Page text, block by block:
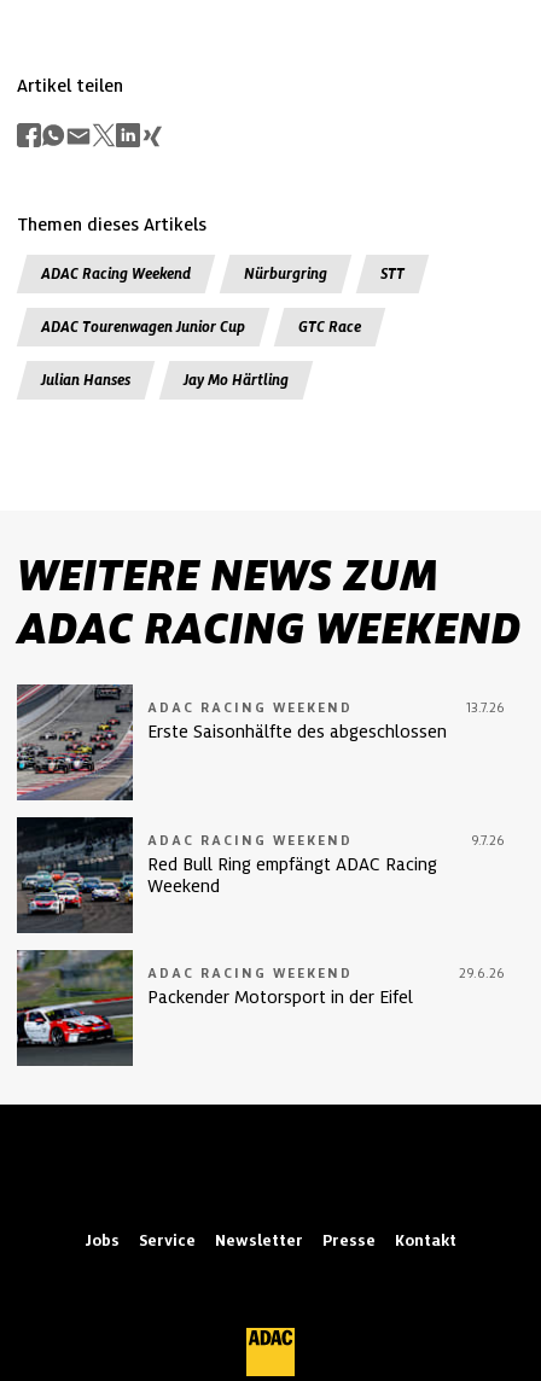
Artikel teilen
Themen dieses Artikels
ADAC Racing Weekend Nürburgring STT
ADAC Tourenwagen Junior Cup GTC Race
Julian Hanses Jay Mo Härtling
WEITERE NEWS ZUM
ADAC RACING WEEKEND
ADAC RACING WEEKEND 13.7.26
Erste Saisonhälfte des abgeschlossen
ADAC RACING WEEKEND 9.7.26
Red Bull Ring empfängt ADAC Racing
Weekend
ADAC RACING WEEKEND 29.6.26
Packender Motorsport in der Eifel
Jobs Service Newsletter Presse Kontakt